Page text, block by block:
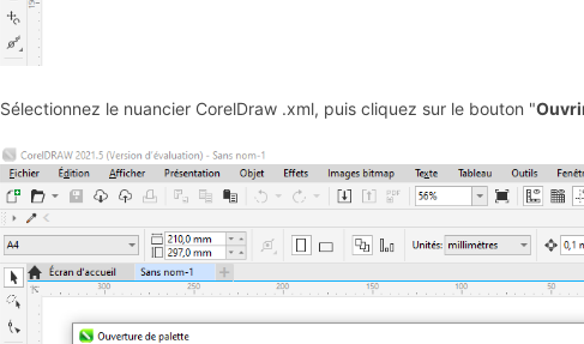
Sélectionnez le nuancier CorelDraw .xml, puis cliquez sur le bouton "